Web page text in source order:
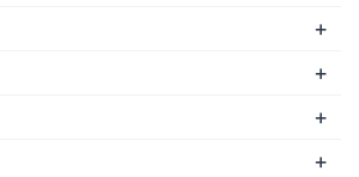
+
+
+
+